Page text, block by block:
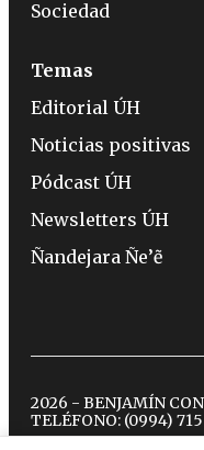
Sociedad
Temas
Editorial ÚH
Noticias positivas
Pódcast ÚH
Newsletters ÚH
Ñandejara Ñe’ẽ
2026 - BENJAMÍN
TELÉFONO: (0994)